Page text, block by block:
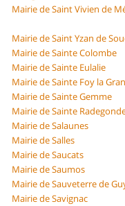
Mairie de Saint Vivien de
Mairie de Saint Yzan de
Mairie de Sainte Colombe
Mairie de Sainte Eulalie
Mairie de Sainte Foy la
Mairie de Sainte Gemme
Mairie de Sainte
Mairie de Salaunes
Mairie de Salles
Mairie de Saucats
Mairie de Saumos
Mairie de Sauveterre de
Mairie de Savignac